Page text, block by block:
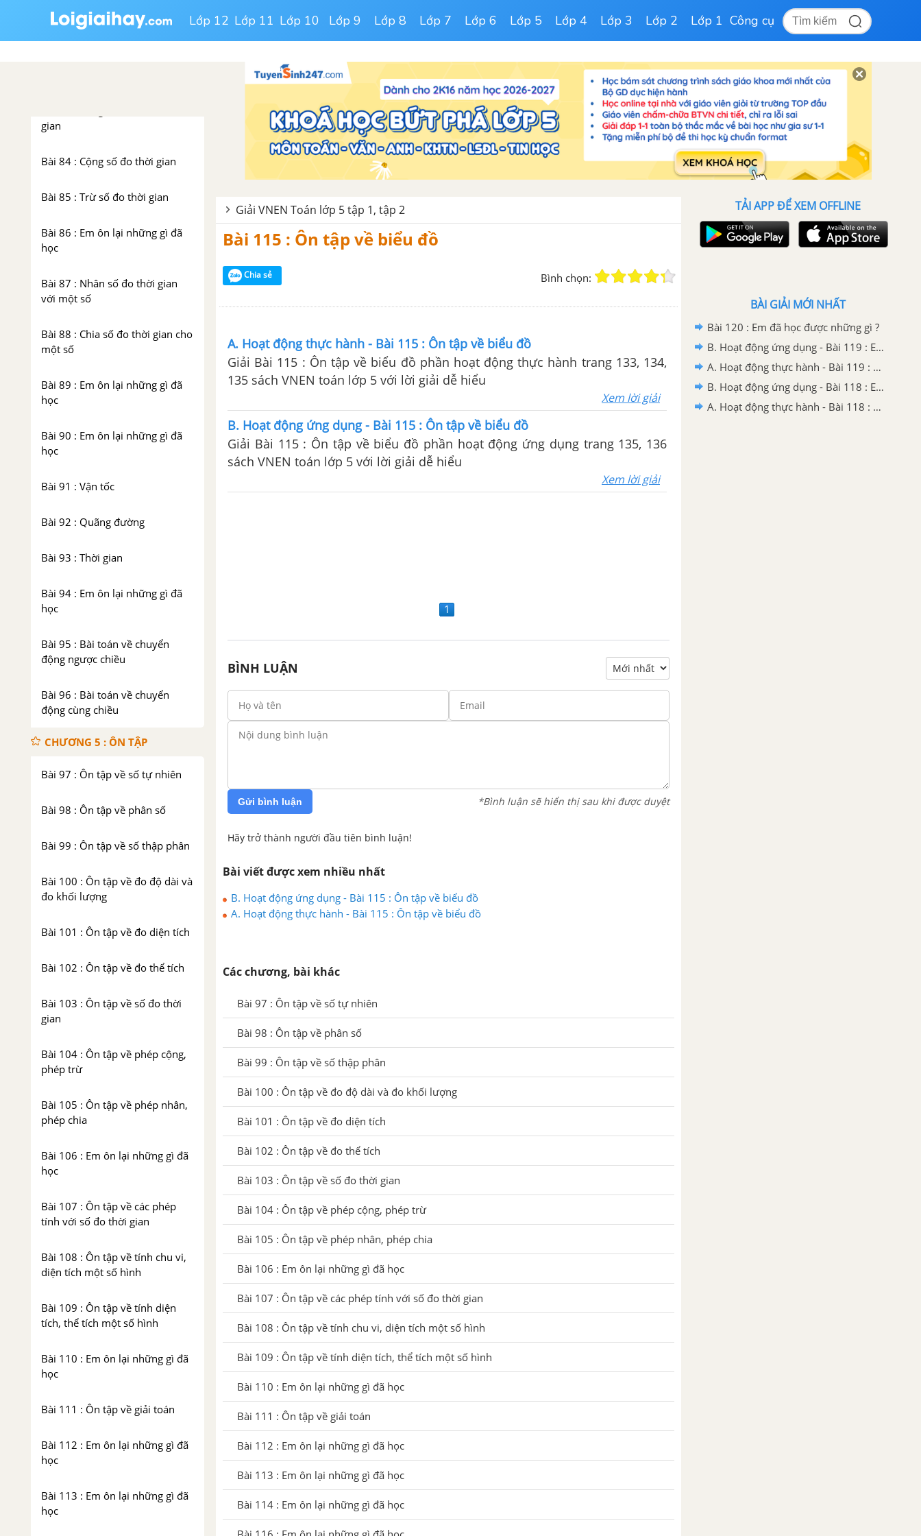
Lớp 12 Lớp 11 Lớp 10 Lớp 9 Lớp 8 Lớp 7 Lớp 6 Lớp 5 Lớp 4 Lớp 3 Lớp 2 Lớp 1 Công cụ
gì ?
gian
Bài 84 : Cộng số đo thời gian
Bài 85 : Trừ số đo thời gian
Bài 86 : Em ôn lại những gì đã
học
Bài 87 : Nhân số đo thời gian
với một số
Bài 88 : Chia số đo thời gian cho
một số
Bài 89 : Em ôn lại những gì đã
học
Bài 90 : Em ôn lại những gì đã
học
Bài 91 : Vận tốc
Bài 92 : Quãng đường
Bài 93 : Thời gian
Bài 94 : Em ôn lại những gì đã
học
Bài 95 : Bài toán về chuyển
động ngược chiều
Bài 96 : Bài toán về chuyển
động cùng chiều
CHƯƠNG 5 : ÔN TẬP
Bài 97 : Ôn tập về số tự nhiên
Bài 98 : Ôn tập về phân số
Bài 99 : Ôn tập về số thập phân
Bài 100 : Ôn tập về đo độ dài và
đo khối lượng
Bài 101 : Ôn tập về đo diện tích
Bài 102 : Ôn tập về đo thể tích
Bài 103 : Ôn tập về số đo thời
gian
Bài 104 : Ôn tập về phép cộng,
phép trừ
Bài 105 : Ôn tập về phép nhân,
phép chia
Bài 106 : Em ôn lại những gì đã
học
Bài 107 : Ôn tập về các phép
tính với số đo thời gian
Bài 108 : Ôn tập về tính chu vi,
diện tích một số hình
Bài 109 : Ôn tập về tính diện
tích, thể tích một số hình
Bài 110 : Em ôn lại những gì đã
học
Bài 111 : Ôn tập về giải toán
Bài 112 : Em ôn lại những gì đã
học
Bài 113 : Em ôn lại những gì đã
học
Giải VNEN Toán lớp 5 tập 1, tập 2
Bài 115 : Ôn tập về biểu đồ
Chia sẻ Bình chọn:
A. Hoạt động thực hành - Bài 115 : Ôn tập về biểu đồ
Giải Bài 115 : Ôn tập về biểu đồ phần hoạt động thực hành trang 133, 134,
135 sách VNEN toán lớp 5 với lời giải dễ hiểu
Xem lời giải
B. Hoạt động ứng dụng - Bài 115 : Ôn tập về biểu đồ
Giải Bài 115 : Ôn tập về biểu đồ phần hoạt động ứng dụng trang 135, 136
sách VNEN toán lớp 5 với lời giải dễ hiểu
Xem lời giải
1
BÌNH LUẬN
Gửi bình luận *Bình luận sẽ hiển thị sau khi được duyệt
Hãy trở thành người đầu tiên bình luận!
Bài viết được xem nhiều nhất
B. Hoạt động ứng dụng - Bài 115 : Ôn tập về biểu đồ
A. Hoạt động thực hành - Bài 115 : Ôn tập về biểu đồ
Các chương, bài khác
Bài 97 : Ôn tập về số tự nhiên
Bài 98 : Ôn tập về phân số
Bài 99 : Ôn tập về số thập phân
Bài 100 : Ôn tập về đo độ dài và đo khối lượng
Bài 101 : Ôn tập về đo diện tích
Bài 102 : Ôn tập về đo thể tích
Bài 103 : Ôn tập về số đo thời gian
Bài 104 : Ôn tập về phép cộng, phép trừ
Bài 105 : Ôn tập về phép nhân, phép chia
Bài 106 : Em ôn lại những gì đã học
Bài 107 : Ôn tập về các phép tính với số đo thời gian
Bài 108 : Ôn tập về tính chu vi, diện tích một số hình
Bài 109 : Ôn tập về tính diện tích, thể tích một số hình
Bài 110 : Em ôn lại những gì đã học
Bài 111 : Ôn tập về giải toán
Bài 112 : Em ôn lại những gì đã học
Bài 113 : Em ôn lại những gì đã học
Bài 114 : Em ôn lại những gì đã học
TẢI APP ĐỂ XEM OFFLINE
BÀI GIẢI MỚI NHẤT
Bài 120 : Em đã học được những gì ?
B. Hoạt động ứng dụng - Bài 119 : Em ôn lại những gì đã học
A. Hoạt động thực hành - Bài 119 : Em ôn lại những gì đã học
B. Hoạt động ứng dụng - Bài 118 : Em ôn lại những gì đã học
A. Hoạt động thực hành - Bài 118 : Em ôn lại những gì đã học